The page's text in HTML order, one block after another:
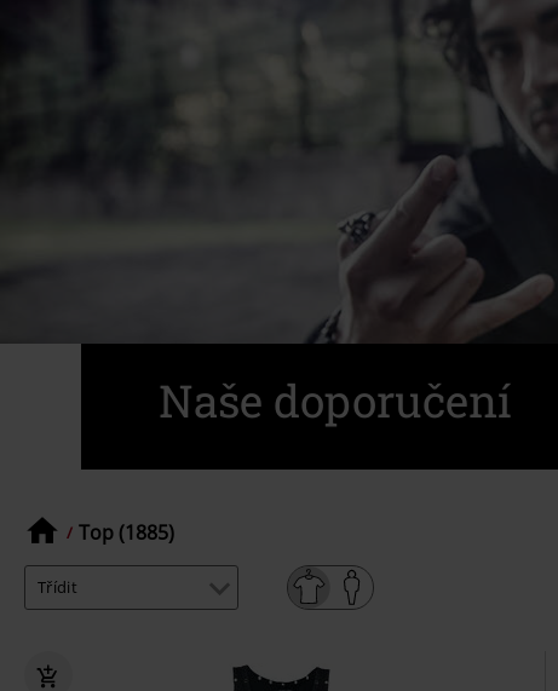
Naše doporučení
Top (1885)